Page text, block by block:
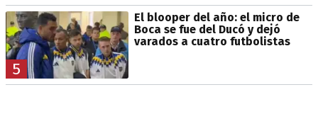
5
El blooper del año: el micro de
Boca se fue del Ducó y dejó
varados a cuatro futbolistas